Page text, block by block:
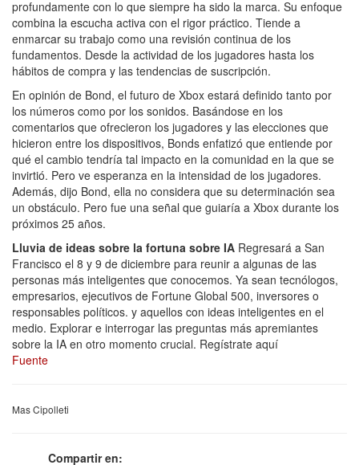
profundamente con lo que siempre ha sido la marca. Su enfoque
combina la escucha activa con el rigor práctico. Tiende a
enmarcar su trabajo como una revisión continua de los
fundamentos. Desde la actividad de los jugadores hasta los
hábitos de compra y las tendencias de suscripción.
En opinión de Bond, el futuro de Xbox estará definido tanto por
los números como por los sonidos. Basándose en los
comentarios que ofrecieron los jugadores y las elecciones que
hicieron entre los dispositivos, Bonds enfatizó que entiende por
qué el cambio tendría tal impacto en la comunidad en la que se
invirtió. Pero ve esperanza en la intensidad de los jugadores.
Además, dijo Bond, ella no considera que su determinación sea
un obstáculo. Pero fue una señal que guiaría a Xbox durante los
próximos 25 años.
Lluvia de ideas sobre la fortuna sobre IA Regresará a San
Francisco el 8 y 9 de diciembre para reunir a algunas de las
personas más inteligentes que conocemos. Ya sean tecnólogos,
empresarios, ejecutivos de Fortune Global 500, inversores o
responsables políticos. y aquellos con ideas inteligentes en el
medio. Explorar e interrogar las preguntas más apremiantes
sobre la IA en otro momento crucial. Regístrate aquí
Fuente
Mas Cipolleti
Compartir en: